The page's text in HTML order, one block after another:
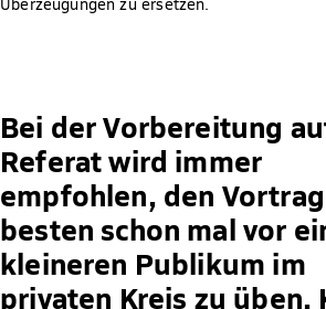
Bei der Vorbereitung
Referat wird immer
empfohlen, den
besten schon mal vor
kleineren Publikum im
privaten Kreis zu üben.